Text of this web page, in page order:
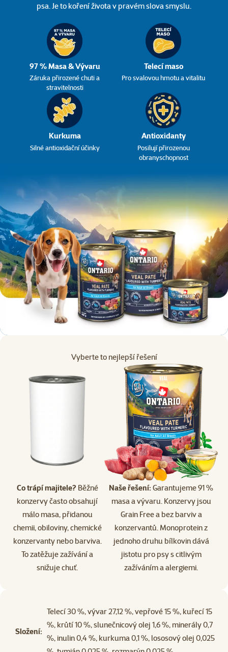
psa. Je to koření života v pravém slova smyslu.
97 % Masa & Vývaru
Záruka přirozené chuti a
stravitelnosti
Telecí maso
Pro svalovou hmotu a vitalitu
Kurkuma
Silné antioxidační účinky
Antioxidanty
Posilují přirozenou
obranyschopnost
Vyberte to nejlepší řešení
Co trápí majitele? Běžné
konzervy často obsahují
málo masa, přidanou
chemii, obiloviny, chemické
konzervanty nebo barviva.
To zatěžuje zažívání a
snižuje chuť.
Naše řešení: Garantujeme 91 %
masa a vývaru. Konzervy jsou
Grain Free a bez barviv a
konzervantů. Monoprotein z
jednoho druhu bílkovin dává
jistotu pro psy s citlivým
zažíváním a alergiemi.
Složení:
Telecí 30 %, vývar 27,12 %, vepřové 15 %, kuřecí 15
%, krůtí 10 %, slunečnicový olej 1,6 %, minerály 0,7
%, inulin 0,4 %, kurkuma 0,1 %, lososový olej 0,025